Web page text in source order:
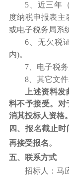
5、 近三年
度纳税申报表主
或电子税务局系
6、 无欠税
内)。
7、电子税
8、其它文件
上述资料
料不予接受。对
消其投标人资格。
四、报名截止时
再接受报名。
五、联系方式
招标人： 马